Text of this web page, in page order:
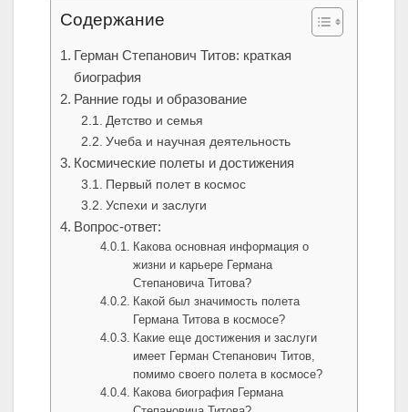
Содержание
Герман Степанович Титов: краткая
биография
Ранние годы и образование
Детство и семья
Учеба и научная деятельность
Космические полеты и достижения
Первый полет в космос
Успехи и заслуги
Вопрос-ответ:
Какова основная информация о
жизни и карьере Германа
Степановича Титова?
Какой был значимость полета
Германа Титова в космосе?
Какие еще достижения и заслуги
имеет Герман Степанович Титов,
помимо своего полета в космосе?
Какова биография Германа